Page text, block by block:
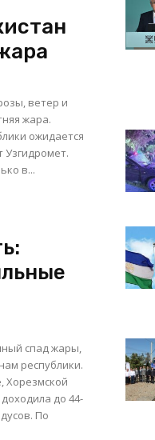
ветер и
жара.
ожидается
Узгидромет.
в...
спад жары,
республики.
Хорезмской
до 44-
По